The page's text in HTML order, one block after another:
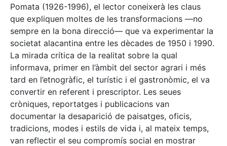
Pomata (1926-1996), el lector coneixerà les claus
que expliquen moltes de les transformacions —no
sempre en la bona direcció— que va experimentar la
societat alacantina entre les dècades de 1950 i 1990.
La mirada crítica de la realitat sobre la qual
informava, primer en l’àmbit del sector agrari i més
tard en l’etnogràfic, el turístic i el gastronòmic, el va
convertir en referent i prescriptor. Les seues
cròniques, reportatges i publicacions van
documentar la desaparició de paisatges, oficis,
tradicions, modes i estils de vida i, al mateix temps,
van reflectir el seu compromís social en mostrar